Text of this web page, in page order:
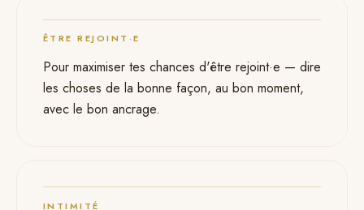
10
ÊTRE REJOINT·E
Pour maximiser tes chances d'être rejoint·e — dire
les choses de la bonne façon, au bon moment,
avec le bon ancrage.
INTIMITÉ